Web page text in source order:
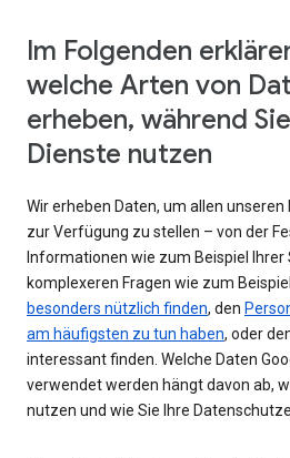
Im Folgenden
welche Arten von
erheben, während
Dienste nutzen
Wir erheben Daten, um allen
zur Verfügung zu stellen – von der
Informationen wie zum Beispiel Ihrer
komplexeren Fragen wie zum Beispiel
besonders nützlich finden, den
am häufigsten zu tun haben, oder
interessant finden. Welche Daten
verwendet werden hängt davon ab,
nutzen und wie Sie Ihre